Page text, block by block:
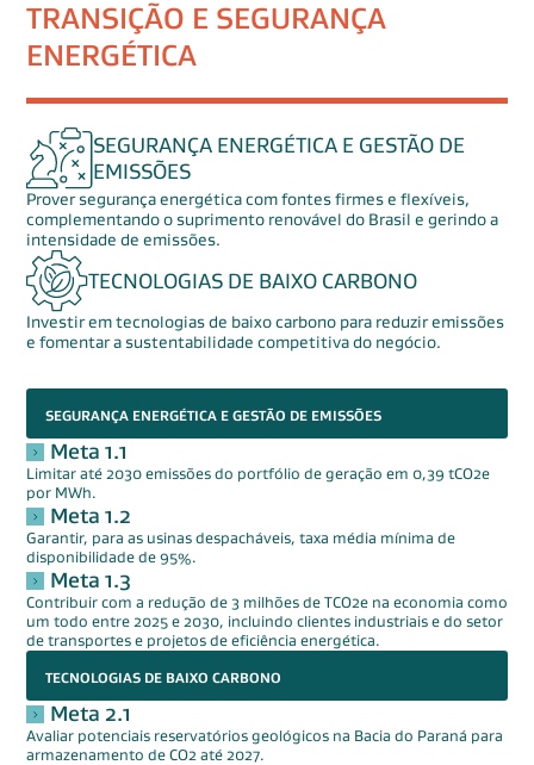
TRANSIÇÃO E SEGURANÇA
ENERGÉTICA
SEGURANÇA ENERGÉTICA E GESTÃO DE
EMISSÕES
Prover segurança energética com fontes firmes e flexíveis,
complementando o suprimento renovável do Brasil e gerindo a
intensidade de emissões.
TECNOLOGIAS DE BAIXO CARBONO
Investir em tecnologias de baixo carbono para reduzir emissões
e fomentar a sustentabilidade competitiva do negócio.
SEGURANÇA ENERGÉTICA E GESTÃO DE EMISSÕES
Meta 1.1
Limitar até 2030 emissões do portfólio de geração em 0,39 tCO2e
por MWh.
Meta 1.2
Garantir, para as usinas despacháveis, taxa média mínima de
disponibilidade de 95%.
Meta 1.3
Contribuir com a redução de 3 milhões de TCO2e na economia como
um todo entre 2025 e 2030, incluindo clientes industriais e do setor
de transportes e projetos de eficiência energética.
TECNOLOGIAS DE BAIXO CARBONO
Meta 2.1
Avaliar potenciais reservatórios geológicos na Bacia do Paraná para
armazenamento de CO2 até 2027.